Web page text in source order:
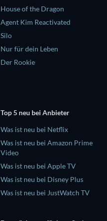
House of the Dragon
Agent Kim Reactivated
Silo
Nur für dein Leben
Der Rookie
Top 5 neu bei Anbieter
Was ist neu bei Netflix
Was ist neu bei Amazon Prime
Video
Was ist neu bei Apple TV
Was ist neu bei Disney Plus
Was ist neu bei JustWatch TV